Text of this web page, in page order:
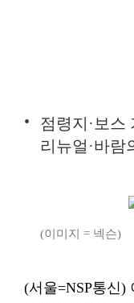
점령지·보스
리뉴얼·바람
(이미지 = 넥슨)
(서울=NSP통신)